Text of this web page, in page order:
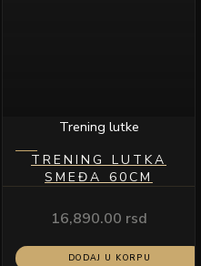
Trening lutke
TRENING LUTKA
SMEĐA 60CM
16,890.00 rsd
DODAJ U KORPU